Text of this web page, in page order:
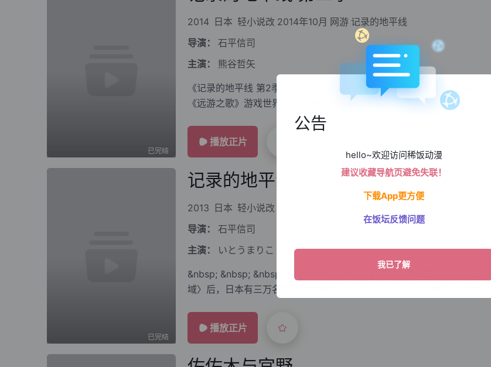
已完结
2014 日本 轻小说改 2014年10月 网游 记录的地平线
导演：
石平信司
主演：
熊谷哲矢
《记录的地平线 第2季》是一部日本动画作品，继续讲述主人公士郎和其
《远游之歌》游戏世界中意外困住的故事。在新的现实中挣扎了近六个月
恢复了秋叶原城的秩序，并保卫了陆地人民免受地精入
播放正片
已完结
记录的地平线
2013 日本 轻小说改
导演：
石平信司
主演：
いとうまりこ
&nbsp; &nbsp; &nbsp; 老牌网络游戏“幻境神话”引入第十二次资料片改
域〉后，日本有三万名用户被锁在游戏当中。现实与游戏奇妙融合的世界
播放正片
公告
hello~欢迎访问稀饭动漫
建议收藏导航页避免失联！
下载App更方便
在饭坛反馈问题